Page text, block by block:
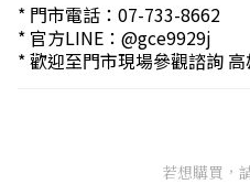
* 門市電話：07-733-8662
* 官方LINE：@gce9929j
* 歡迎至門市現場參觀諮詢
若想購買，